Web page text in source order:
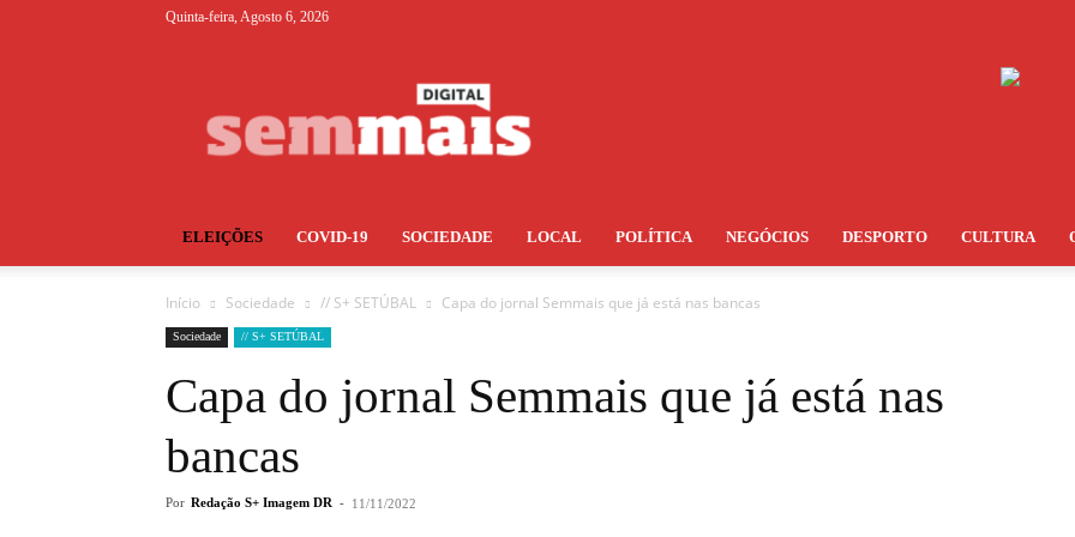
Quinta-feira, Agosto 6, 2026
ELEIÇÕES COVID-19 SOCIEDADE LOCAL POLÍTICA NEGÓCIOS DESPORTO CULTURA
Início Sociedade // S+ SETÚBAL Capa do jornal Semmais que já está nas bancas
Sociedade // S+ SETÚBAL
Capa do jornal Semmais que já está nas
bancas
Por Redação S+ Imagem DR - 11/11/2022